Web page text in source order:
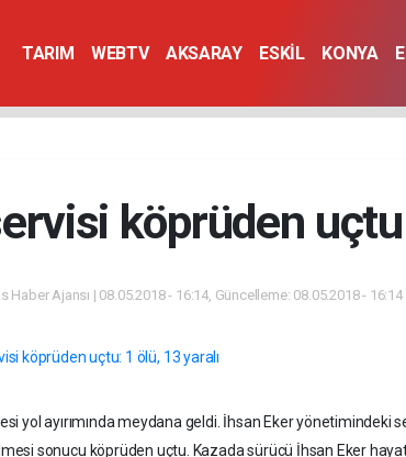
TARIM WEBTV AKSARAY ESKİL KONYA
köprüden
Haber Ajansı | 08.05.2018 - 16:14, Güncelleme: 08.05.2018 - 16:14
yol ayırımında meydana geldi. İhsan Eker yönetimindeki
sonucu köprüden uçtu. Kazada sürücü İhsan Eker